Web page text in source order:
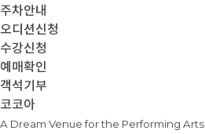
주차안내
오디션신청
수강신청
예매확인
객석기부
코코아
A Dream Venue for the Performing Arts